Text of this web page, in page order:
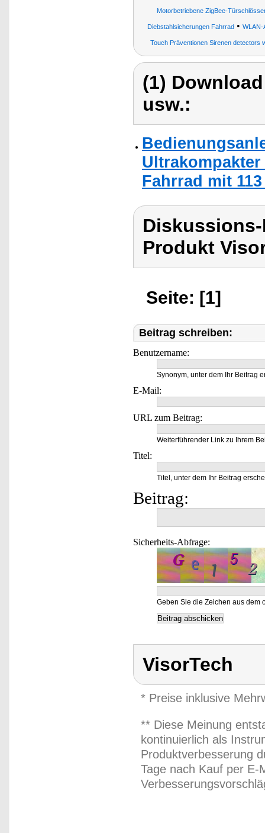
Motorbetriebene ZigBee-
Diebstahlsicherungen Fahrrad • WLAN-
Touch Präventionen Sirenen detectors
(1)
usw.:
Fahrrad mit
Produkt
Seite: [1]
Beitrag schreiben:
Benutzername:
Synonym, unter dem Ihr Beitrag
E-Mail:
URL zum Beitrag:
Weiterführender Link zu Ihrem
Titel:
Titel, unter dem Ihr Beitrag
Beitrag:
Sicherheits-Abfrage:
Geben Sie die Zeichen aus dem
VisorTech
* Preise inklusive
** Diese Meinung
kontinuierlich als
Produktverbesserung
Tage nach Kauf per E-